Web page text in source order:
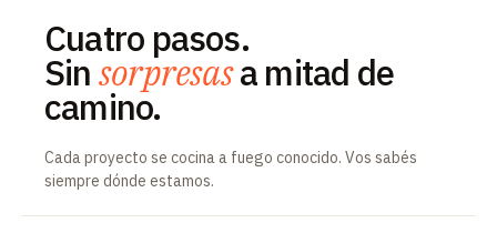
Cuatro pasos.
Sinsorpresasa mitad de
camino.
Cada proyecto se cocina a fuego conocido. Vos sabés
siempre dónde estamos.